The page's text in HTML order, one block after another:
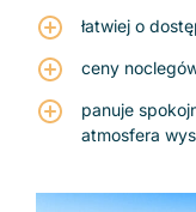
łatwiej o
ceny
panuje
atmosfera